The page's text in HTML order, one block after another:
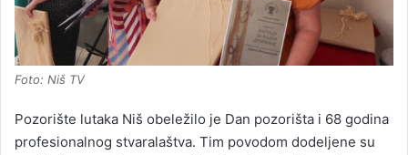
Foto: Niš TV
Pozorište lutaka Niš obeležilo je Dan pozorišta i 68 godina
profesionalnog stvaralaštva. Tim povodom dodeljene su